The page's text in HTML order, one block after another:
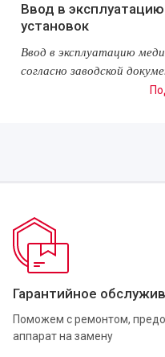
Ввод в
установок
Ввод в эксплуатацию
согласно заводской
Гарантийное
Поможем с ремонтом,
аппарат на замену